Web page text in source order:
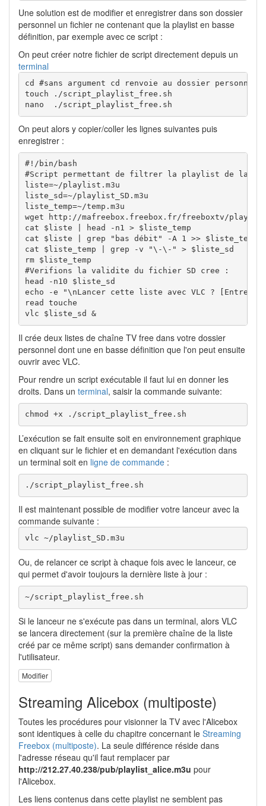
Une solution est de modifier et enregistrer dans son dossier
personnel un fichier ne contenant que la playlist en basse
définition, par exemple avec ce script :
On peut créer notre fichier de script directement depuis un
terminal
cd #sans argument cd renvoie au dossier personnel
touch ./script_playlist_free.sh
nano  ./script_playlist_free.sh
On peut alors y copier/coller les lignes suivantes puis
enregistrer :
#!/bin/bash
#Script permettant de filtrer la playlist de la
liste=~/playlist.m3u
liste_sd=~/playlist_SD.m3u
liste_temp=~/temp.m3u
wget http://mafreebox.freebox.fr/freeboxtv/
cat $liste | head -n1 > $liste_temp
cat $liste | grep "bas débit" -A 1 >> $liste_temp
cat $liste_temp | grep -v "\-\-" > $liste_sd
rm $liste_temp
#Verifions la validite du fichier SD cree :
head -n10 $liste_sd
echo -e "\nLancer cette liste avec VLC ? [Entree/
read touche
vlc $liste_sd &
Il crée deux listes de chaîne TV free dans votre dossier
personnel dont une en basse définition que l'on peut ensuite
ouvrir avec VLC.
Pour rendre un script exécutable il faut lui en donner les
droits. Dans un terminal, saisir la commande suivante:
chmod +x ./script_playlist_free.sh
L’exécution se fait ensuite soit en environnement graphique
en cliquant sur le fichier et en demandant l'exécution dans
un terminal soit en ligne de commande :
./script_playlist_free.sh
Il est maintenant possible de modifier votre lanceur avec la
commande suivante :
vlc ~/playlist_SD.m3u
Ou, de relancer ce script à chaque fois avec le lanceur, ce
qui permet d'avoir toujours la dernière liste à jour :
~/script_playlist_free.sh
Si le lanceur ne s'exécute pas dans un terminal, alors VLC
se lancera directement (sur la première chaîne de la liste
créé par ce même script) sans demander confirmation à
l'utilisateur.
Modifier
Streaming Alicebox (multiposte)
Toutes les procédures pour visionner la TV avec l'Alicebox
sont identiques à celle du chapitre concernant le Streaming
Freebox (multiposte). La seule différence réside dans
l'adresse réseau qu'il faut remplacer par
http://212.27.40.238/pub/playlist_alice.m3u pour
l'Alicebox.
Les liens contenus dans cette playlist ne semblent pas